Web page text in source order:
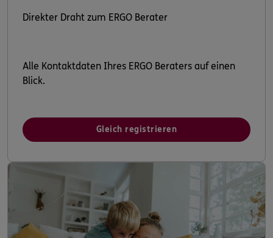
Direkter Draht zum ERGO Berater
Alle Kontaktdaten Ihres ERGO Beraters auf einen
Blick.
Gleich registrieren